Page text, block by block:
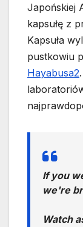
Japońskiej
kapsułę z
Kapsuła
pustkowiu
Hayabusa2
If you
we're
Watch